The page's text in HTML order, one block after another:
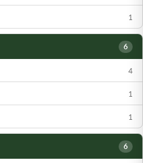
1
6
4
1
1
6